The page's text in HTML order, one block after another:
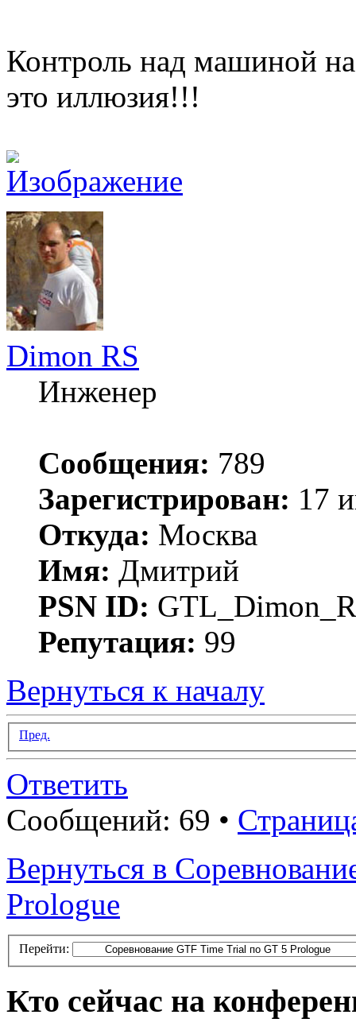
Контроль над машиной
это иллюзия!!!
Dimon RS
Инженер
Сообщения: 789
Зарегистрирован: 17
Откуда: Москва
Имя: Дмитрий
PSN ID:
Репутация: 99
Вернуться к началу
Пред.
Ответить
Сообщений: 69 •
Вернуться в
Prologue
Перейти:
Кто сейчас на